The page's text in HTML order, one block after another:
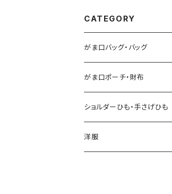
CATEGORY
がま口バッグ・バッグ
がま口ポーチ・財布
ショルダーひも・手さげひも
洋服